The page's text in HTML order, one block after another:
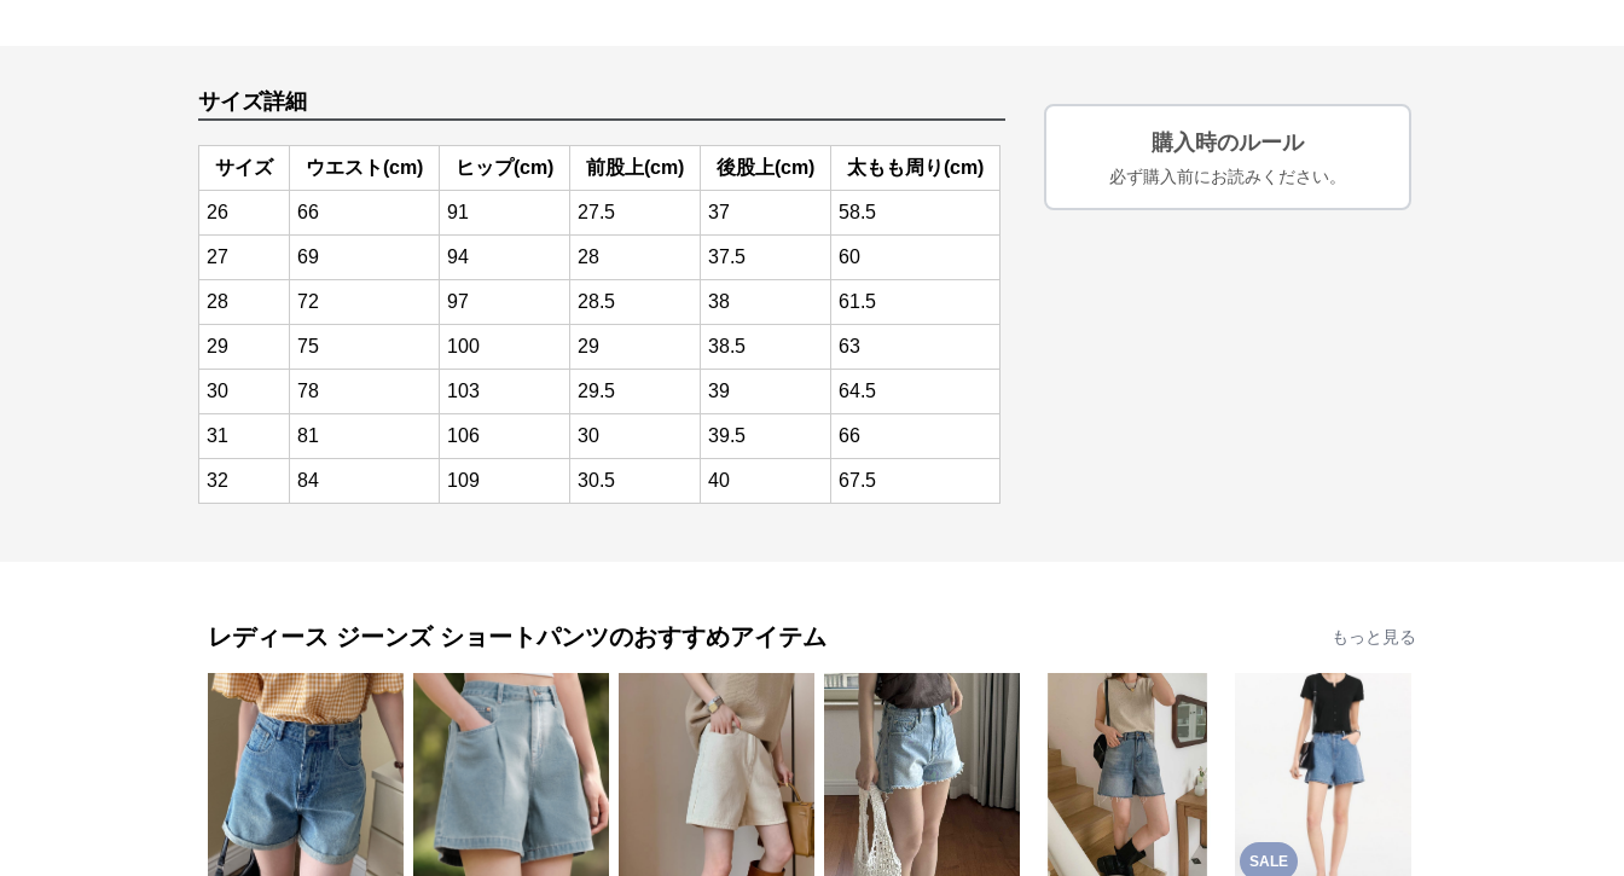
サイズ詳細
サイズ ウエスト(cm) ヒップ(cm) 前股上(cm) 後股上(cm) 太もも周り(cm)
26 66 91 27.5 37 58.5
27 69 94 28 37.5 60
28 72 97 28.5 38 61.5
29 75 100 29 38.5 63
30 78 103 29.5 39 64.5
31 81 106 30 39.5 66
32 84 109 30.5 40 67.5
購入時のルール
必ず購入前にお読みください。
レディース ジーンズ ショートパンツのおすすめアイテム もっと見る
SALE